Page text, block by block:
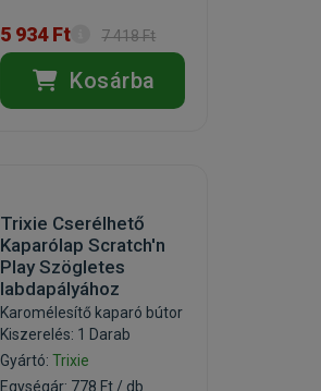
5 934 Ft 7 418 Ft
Kosárba
Trixie Cserélhető
Kaparólap Scratch'n
Play Szögletes
labdapályához
Karomélesítő kaparó bútor
Kiszerelés: 1 Darab
Gyártó:Trixie
Egységár: 778 Ft / db